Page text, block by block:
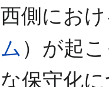
西側にお
ム ）が起
な保守化